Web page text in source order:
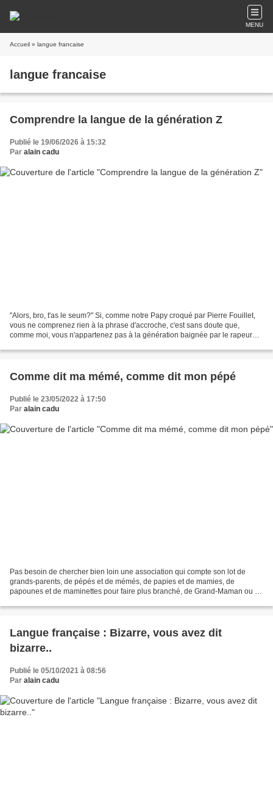
MENU
Accueil » langue francaise
langue francaise
Comprendre la langue de la génération Z
Publié le 19/06/2026 à 15:32
Par alain cadu
"Alors, bro, t'as le seum?" Si, comme notre Papy croqué par Pierre Fouillet,
vous ne comprenez rien à la phrase d'accroche, c'est sans doute que,
comme moi, vous n'appartenez pas à la génération baignée par le rapeur
Comme dit ma mémé, comme dit mon pépé
Publié le 23/05/2022 à 17:50
Par alain cadu
Pas besoin de chercher bien loin une association qui compte son lot de
grands-parents, de pépés et de mémés, de papies et de mamies, de
papounes et de maminettes pour faire plus branché, de Grand-Maman ou de
Langue française : Bizarre, vous avez dit
bizarre..
Publié le 05/10/2021 à 08:56
Par alain cadu